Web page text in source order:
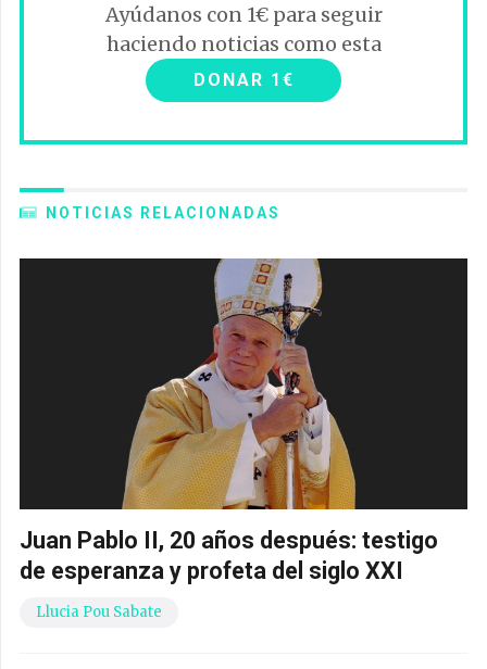
Ayúdanos con 1€ para seguir
haciendo noticias como esta
DONAR 1€
NOTICIAS RELACIONADAS
Juan Pablo II, 20 años después: testigo
de esperanza y profeta del siglo XXI
Llucia Pou Sabate